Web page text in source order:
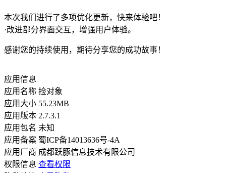
本次我们进行了多项优化更新，快来体验吧！
·改进部分界面交互，增强用户体验。
感谢您的持续使用，期待分享您的成功故事！
应用信息
应用名称 捡对象
应用大小 55.23MB
应用版本 2.7.3.1
应用包名 未知
应用备案 蜀ICP备14013636号-4A
应用厂商 成都跃豚信息技术有限公司
权限信息 查看权限